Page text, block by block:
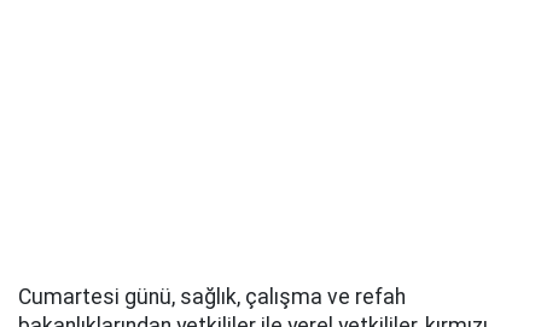
Cumartesi günü, sağlık, çalışma ve refah